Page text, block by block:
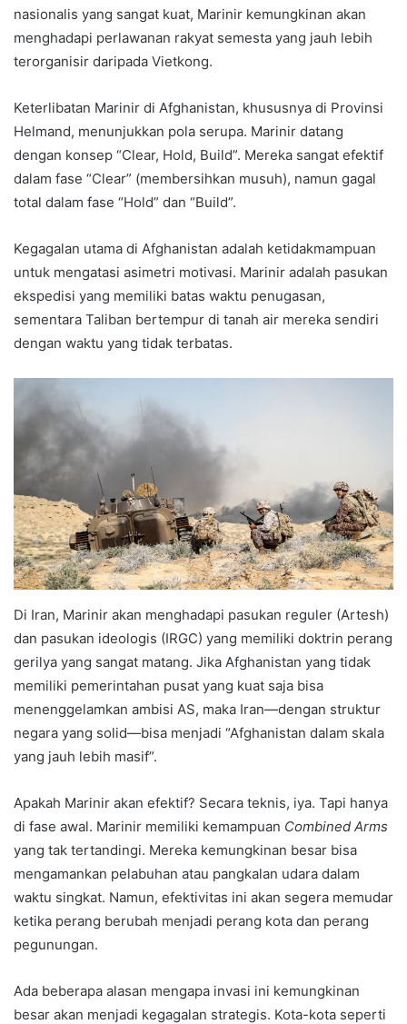
nasionalis yang sangat kuat, Marinir kemungkinan akan
menghadapi perlawanan rakyat semesta yang jauh lebih
terorganisir daripada Vietkong.
Keterlibatan Marinir di Afghanistan, khususnya di Provinsi
Helmand, menunjukkan pola serupa. Marinir datang
dengan konsep “Clear, Hold, Build”. Mereka sangat efektif
dalam fase “Clear” (membersihkan musuh), namun gagal
total dalam fase “Hold” dan “Build”.
Kegagalan utama di Afghanistan adalah ketidakmampuan
untuk mengatasi asimetri motivasi. Marinir adalah pasukan
ekspedisi yang memiliki batas waktu penugasan,
sementara Taliban bertempur di tanah air mereka sendiri
dengan waktu yang tidak terbatas.
Di Iran, Marinir akan menghadapi pasukan reguler (Artesh)
dan pasukan ideologis (IRGC) yang memiliki doktrin perang
gerilya yang sangat matang. Jika Afghanistan yang tidak
memiliki pemerintahan pusat yang kuat saja bisa
menenggelamkan ambisi AS, maka Iran—dengan struktur
negara yang solid—bisa menjadi “Afghanistan dalam skala
yang jauh lebih masif”.
Apakah Marinir akan efektif? Secara teknis, iya. Tapi hanya
di fase awal. Marinir memiliki kemampuan Combined Arms
yang tak tertandingi. Mereka kemungkinan besar bisa
mengamankan pelabuhan atau pangkalan udara dalam
waktu singkat. Namun, efektivitas ini akan segera memudar
ketika perang berubah menjadi perang kota dan perang
pegunungan.
Ada beberapa alasan mengapa invasi ini kemungkinan
besar akan menjadi kegagalan strategis. Kota-kota seperti